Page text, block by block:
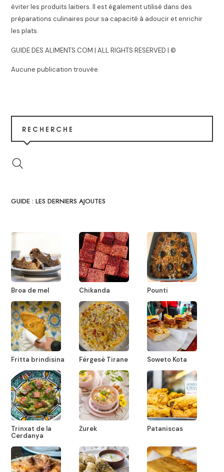
éviter les produits laitiers. Il est également utilisé dans des
préparations culinaires pour sa capacité à adoucir et enrichir
les plats.
GUIDE DES ALIMENTS.COM | ALL RIGHTS RESERVED | ©
Aucune publication trouvée.
RECHERCHE
GUIDE : LES DERNIERS AJOUTES
Broa de mel Chikanda Pounti
Fritta brindisina Fërgesë Tirane Soweto Kota
Trinxat de la
Cerdanya
Żurek Pataniscas